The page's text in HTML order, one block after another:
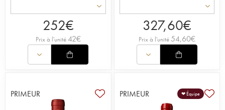
252€
Prix à l'unité42€
327,60€
Prix à l'unité 54,60€
PRIMEUR PRIMEUR ❤ Équipe